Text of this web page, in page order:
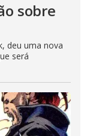
sobre
deu uma nova
será